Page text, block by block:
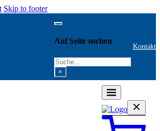
Skip to footer
Auf Seite suchen
Search
×
Kontakt